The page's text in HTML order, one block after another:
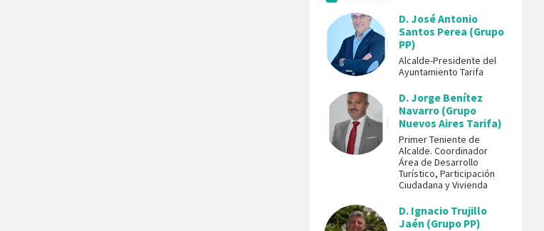
D. José Antonio
Santos Perea (Grupo
PP)
Alcalde-Presidente del
Ayuntamiento Tarifa
D. Jorge Benítez
Navarro (Grupo
Nuevos Aires Tarifa)
Primer Teniente de
Alcalde. Coordinador
Área de Desarrollo
Turístico, Participación
Ciudadana y Vivienda
D. Ignacio Trujillo
Jaén (Grupo PP)